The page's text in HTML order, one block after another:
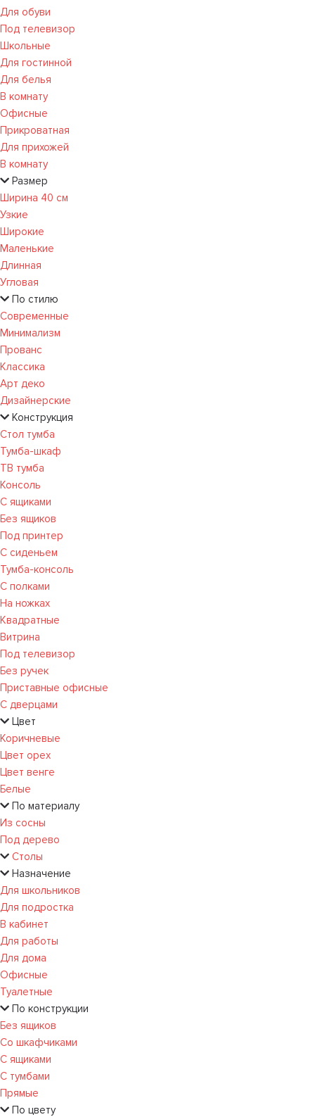
Для обуви
Под телевизор
Школьные
Для гостинной
Для белья
В комнату
Офисные
Прикроватная
Для прихожей
В комнату
Размер
Ширина 40 см
Узкие
Широкие
Маленькие
Длинная
Угловая
По стилю
Современные
Минимализм
Прованс
Классика
Арт деко
Дизайнерские
Конструкция
Стол тумба
Тумба-шкаф
ТВ тумба
Консоль
С ящиками
Без ящиков
Под принтер
С сиденьем
Тумба-консоль
С полками
На ножках
Квадратные
Витрина
Под телевизор
Без ручек
Приставные офисные
С дверцами
Цвет
Коричневые
Цвет орех
Цвет венге
Белые
По материалу
Из сосны
Под дерево
Столы
Назначение
Для школьников
Для подростка
В кабинет
Для работы
Для дома
Офисные
Туалетные
По конструкции
Без ящиков
Со шкафчиками
С ящиками
С тумбами
Прямые
По цвету